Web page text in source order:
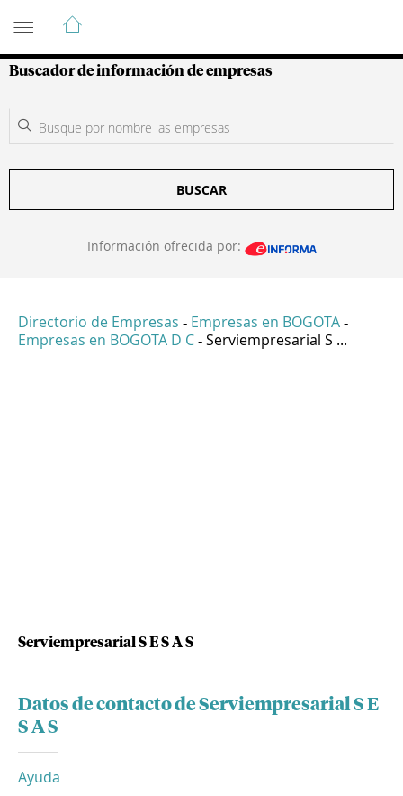
Guía de Empresas Colombianas
Buscador de información de empresas
BUSCAR
Información ofrecida por:
Directorio de Empresas - Empresas en BOGOTA -
Empresas en BOGOTA D C - Serviempresarial S ...
Serviempresarial S E S A S
Datos de contacto de Serviempresarial S E
S A S
Ayuda